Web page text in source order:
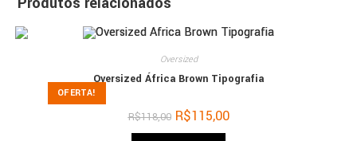
OFERTA!
Oversized
Oversized África Brown Tipografia
R$118,00 R$115,00